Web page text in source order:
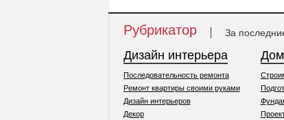
Рубрикатор За
Дизайн интерьера
Последовательность ремонта
Ремонт квартиры своими руками
Дизайн интерьеров
Декор
Дом